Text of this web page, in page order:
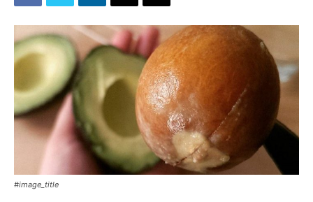
#image_title